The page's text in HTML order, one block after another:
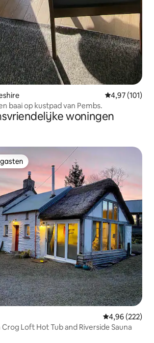
Gemiddelde
4,97 (101)
baai op kustpad van Pembs.
woningen
gasten
Gemiddelde
4,96 (222)
Loft Hot Tub and Riverside Sauna